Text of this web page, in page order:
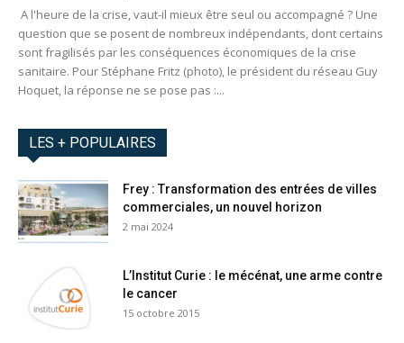
A l'heure de la crise, vaut-il mieux être seul ou accompagné ? Une
question que se posent de nombreux indépendants, dont certains
sont fragilisés par les conséquences économiques de la crise
sanitaire. Pour Stéphane Fritz (photo), le président du réseau Guy
Hoquet, la réponse ne se pose pas :...
LES + POPULAIRES
Frey : Transformation des entrées de villes
commerciales, un nouvel horizon
2 mai 2024
L’Institut Curie : le mécénat, une arme contre
le cancer
15 octobre 2015